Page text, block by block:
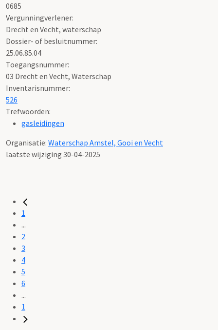
0685
Vergunningverlener:
Drecht en Vecht, waterschap
Dossier- of besluitnummer:
25.06.85.04
Toegangsnummer:
03 Drecht en Vecht, Waterschap
Inventarisnummer:
526
Trefwoorden:
gasleidingen
Organisatie: Waterschap Amstel, Gooi en Vecht
laatste wijziging 30-04-2025
1
...
2
3
4
5
6
...
1